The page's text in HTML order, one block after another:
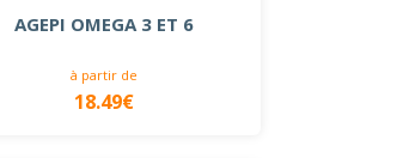
AGEPI OMEGA 3 ET 6
à partir de
18.49€